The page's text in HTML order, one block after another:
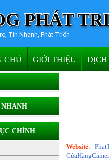
PHÁT
Tin Nhanh, Phát Triển
CHỦ GIỚI THIỆU
Website:
CHÍNH